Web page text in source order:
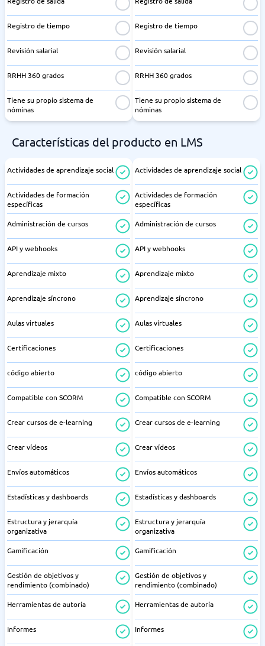
Registro de tiempo
Revisión salarial
RRHH 360 grados
Tiene su propio sistema de
nóminas
Registro de tiempo
Revisión salarial
RRHH 360 grados
Tiene su propio sistema de
nóminas
Características del producto en LMS
Actividades de aprendizaje social
Actividades de formación
específicas
Administración de cursos
API y webhooks
Aprendizaje mixto
Aprendizaje síncrono
Aulas virtuales
Certificaciones
código abierto
Compatible con SCORM
Crear cursos de e-learning
Crear vídeos
Envíos automáticos
Estadísticas y dashboards
Estructura y jerarquía
organizativa
Gamificación
Gestión de objetivos y
rendimiento (combinado)
Herramientas de autoría
Informes
Actividades de aprendizaje social
Actividades de formación
específicas
Administración de cursos
API y webhooks
Aprendizaje mixto
Aprendizaje síncrono
Aulas virtuales
Certificaciones
código abierto
Compatible con SCORM
Crear cursos de e-learning
Crear vídeos
Envíos automáticos
Estadísticas y dashboards
Estructura y jerarquía
organizativa
Gamificación
Gestión de objetivos y
rendimiento (combinado)
Herramientas de autoría
Informes